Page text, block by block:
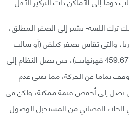
ترك اللعبة- يشير إلى الصفر المطلق،
والتي تقاس بصفر كيلفن (أو سالب
273.15 درجة مئوية، وسالي 459.67 فهرنهايت)، حين يصل النظام إلى
تماما عن الحركة، مما يعني عدم
تصل إلى أخفض قيمة ممكنة، ولكن في
الخلاء الفضائي من المستحيل الوصول